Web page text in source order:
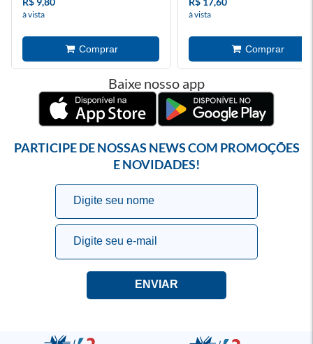
à vista à vista
Baixe nosso app
PARTICIPE DE NOSSAS NEWS COM PROMOÇÕES
E NOVIDADES!